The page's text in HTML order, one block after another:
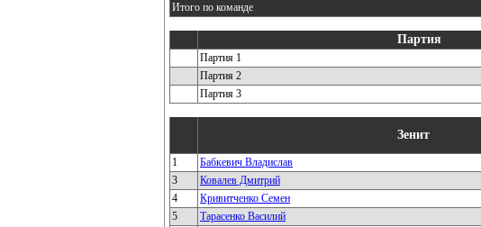
Итого по команде
Партия
Партия 1
Партия 2
Партия 3
Зенит
1 Бабкевич Владислав
3 Ковалев Дмитрий
4 Кривитченко Семен
5 Тарасенко Василий